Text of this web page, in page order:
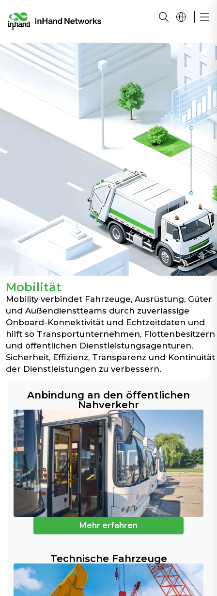
Mobilität
Mobility verbindet Fahrzeuge, Ausrüstung, Güter
und Außendienstteams durch zuverlässige
Onboard-Konnektivität und Echtzeitdaten und
hilft so Transportunternehmen, Flottenbesitzern
und öffentlichen Dienstleistungsagenturen,
Sicherheit, Effizienz, Transparenz und Kontinuität
der Dienstleistungen zu verbessern.
Anbindung an den öffentlichen
Nahverkehr
Mehr erfahren
Technische Fahrzeuge